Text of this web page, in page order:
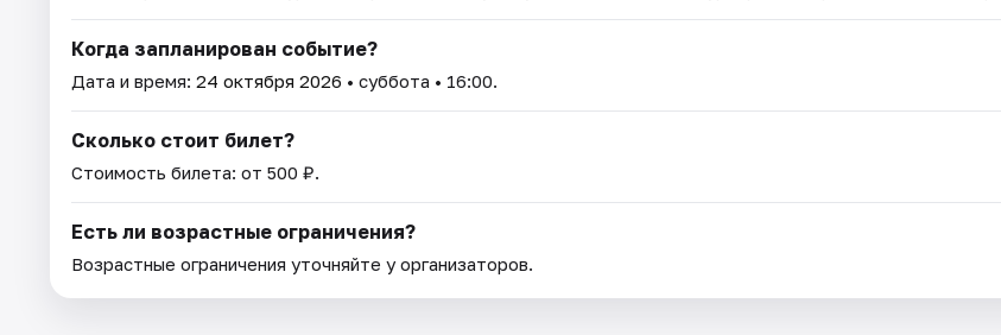
Когда запланирован событие?
Дата и время: 24 октября 2026 • суббота • 16:00.
Сколько стоит билет?
Стоимость билета: от 500 ₽.
Есть ли возрастные ограничения?
Возрастные ограничения уточняйте у организаторов.